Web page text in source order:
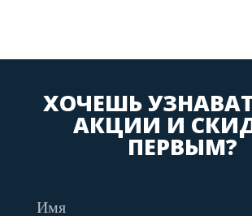
ХОЧЕШЬ
АКЦИИ И
ПЕРВЫМ?